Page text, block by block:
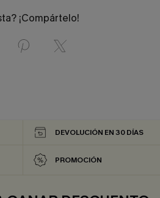
¡Compártelo!
DEVOLUCIÓN EN 30 DÍAS
PROMOCIÓN